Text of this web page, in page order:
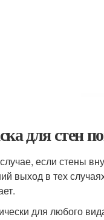
для стен
если стены
выход в тех
для любого